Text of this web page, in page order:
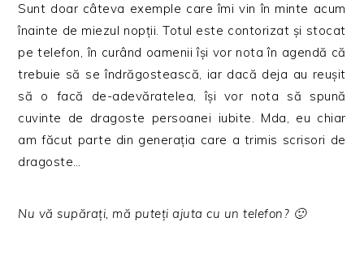
Sunt doar câteva exemple care îmi vin în minte acum
înainte de miezul nopții. Totul este contorizat și stocat
pe telefon, în curând oamenii își vor nota în agendă că
trebuie să se îndrăgostească, iar dacă deja au reușit
să o facă de-adevăratelea, își vor nota să spună
cuvinte de dragoste persoanei iubite. Mda, eu chiar
am făcut parte din generația care a trimis scrisori de
dragoste…
Nu vă supărați, mă puteți ajuta cu un telefon? 🙂